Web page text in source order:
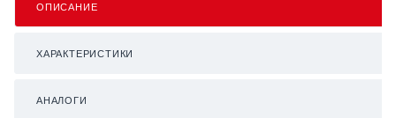
ОПИСАНИЕ
ХАРАКТЕРИСТИКИ
АНАЛОГИ